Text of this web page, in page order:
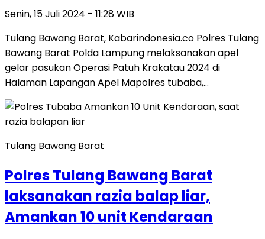
Senin, 15 Juli 2024 - 11:28 WIB
Tulang Bawang Barat, Kabarindonesia.co Polres Tulang
Bawang Barat Polda Lampung melaksanakan apel
gelar pasukan Operasi Patuh Krakatau 2024 di
Halaman Lapangan Apel Mapolres tubaba,…
Tulang Bawang Barat
Polres Tulang Bawang Barat
laksanakan razia balap liar,
Amankan 10 unit Kendaraan